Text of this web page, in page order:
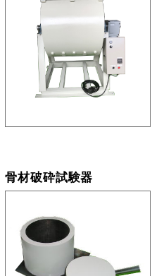
骨材破砕試験器